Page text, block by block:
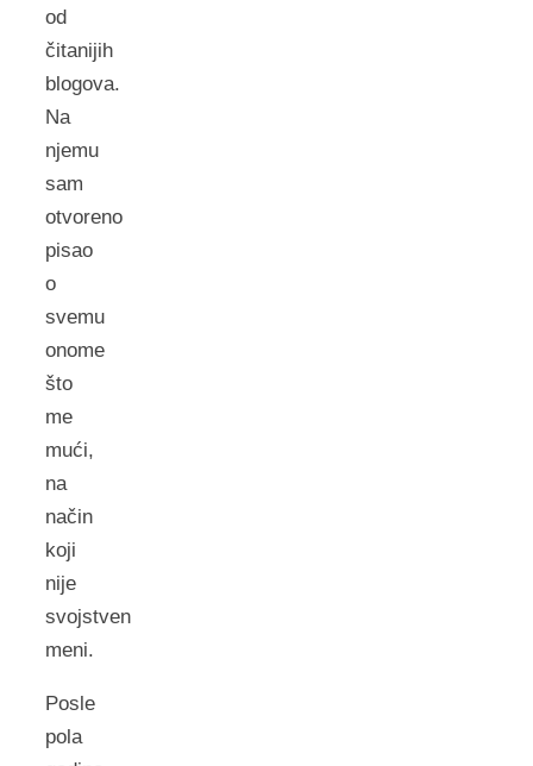
od
čitanijih
blogova.
Na
njemu
sam
otvoreno
pisao
o
svemu
onome
što
me
mući,
na
način
koji
nije
svojstven
meni.
Posle
pola